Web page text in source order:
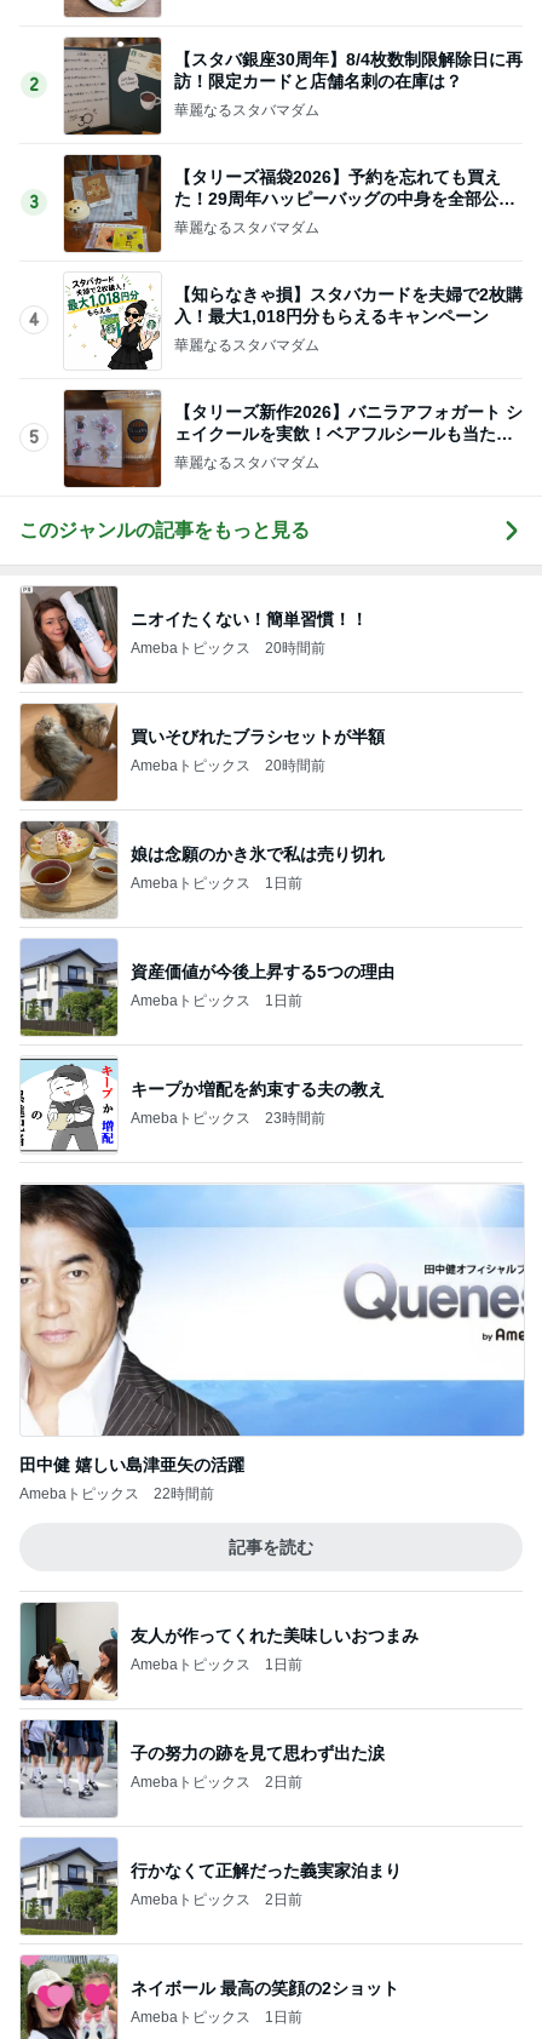
2
【スタバ銀座30周年】8/4枚数制限解除日に再
訪！限定カードと店舗名刺の在庫は？
華麗なるスタバマダム
3
【タリーズ福袋2026】予約を忘れても買え
た！29周年ハッピーバッグの中身を全部公開
8/5～
華麗なるスタバマダム
4
【知らなきゃ損】スタバカードを夫婦で2枚購
入！最大1,018円分もらえるキャンペーン
華麗なるスタバマダム
5
【タリーズ新作2026】バニラアフォガート シ
ェイクールを実飲！ベアフルシールも当たっ
た！
華麗なるスタバマダム
このジャンルの記事をもっと見る
ニオイたくない！簡単習慣！！
Amebaトピックス 20時間前
買いそびれたブラシセットが半額
Amebaトピックス 20時間前
娘は念願のかき氷で私は売り切れ
Amebaトピックス 1日前
資産価値が今後上昇する5つの理由
Amebaトピックス 1日前
キープか増配を約束する夫の教え
Amebaトピックス 23時間前
田中健 嬉しい島津亜矢の活躍
Amebaトピックス 22時間前
記事を読む
友人が作ってくれた美味しいおつまみ
Amebaトピックス 1日前
子の努力の跡を見て思わず出た涙
Amebaトピックス 2日前
行かなくて正解だった義実家泊まり
Amebaトピックス 2日前
ネイボール 最高の笑顔の2ショット
Amebaトピックス 1日前